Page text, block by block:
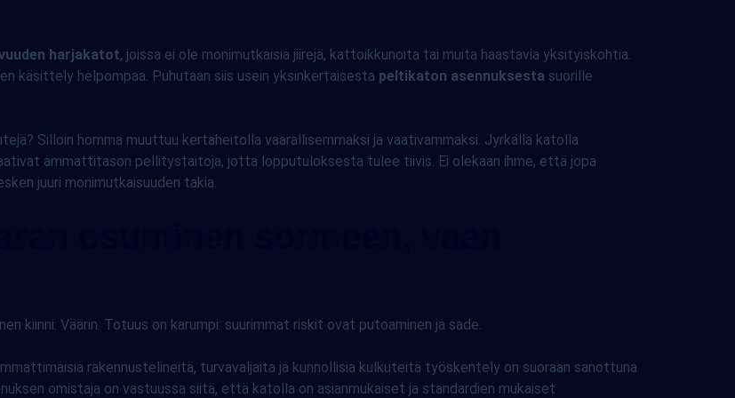
harjakatot, joissa ei ole monimutkaisia jiirejä, kattoikkunoita tai muita haastavia yksityiskohtia.
käsittely helpompaa. Puhutaan siis usein yksinkertaisesta peltikaton asennuksesta suorille
Silloin homma muuttuu kertaheitolla vaarallisemmaksi ja vaativammaksi. Jyrkällä katolla
ammattitason pellitystaitoja, jotta lopputuloksesta tulee tiivis. Ei olekaan ihme, että jopa
juuri monimutkaisuuden takia.
kiinni. Väärin. Totuus on karumpi: suurimmat riskit ovat putoaminen ja sade.
rakennustelineitä, turvavaljaita ja kunnollisia kulkuteitä työskentely on suoraan sanottuna
omistaja on vastuussa siitä, että katolla on asianmukaiset ja standardien mukaiset